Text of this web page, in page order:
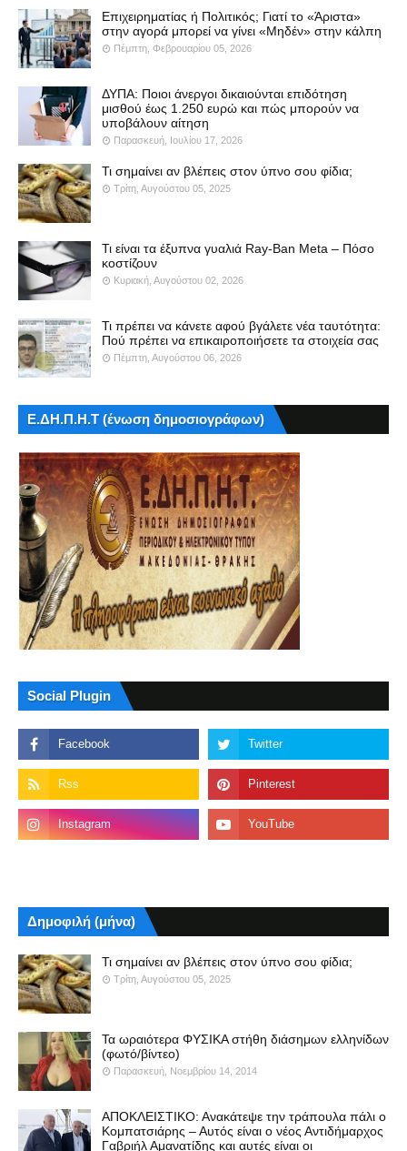
Επιχειρηματίας ή Πολιτικός; Γιατί το «Άριστα»
στην αγορά μπορεί να γίνει «Μηδέν» στην κάλπη
Πέμπτη, Φεβρουαρίου 05, 2026
ΔΥΠΑ: Ποιοι άνεργοι δικαιούνται επιδότηση
μισθού έως 1.250 ευρώ και πώς μπορούν να
υποβάλουν αίτηση
Παρασκευή, Ιουλίου 17, 2026
Τι σημαίνει αν βλέπεις στον ύπνο σου φίδια;
Τρίτη, Αυγούστου 05, 2025
Τι είναι τα έξυπνα γυαλιά Ray-Ban Meta – Πόσο
κοστίζουν
Κυριακή, Αυγούστου 02, 2026
Τι πρέπει να κάνετε αφού βγάλετε νέα ταυτότητα:
Πού πρέπει να επικαιροποιήσετε τα στοιχεία σας
Πέμπτη, Αυγούστου 06, 2026
Ε.ΔΗ.Π.Η.Τ (ένωση δημοσιογράφων)
Social Plugin
Δημοφιλή (μήνα)
Τι σημαίνει αν βλέπεις στον ύπνο σου φίδια;
Τρίτη, Αυγούστου 05, 2025
Τα ωραιότερα ΦΥΣΙΚΑ στήθη διάσημων ελληνίδων
(φωτό/βίντεο)
Παρασκευή, Νοεμβρίου 14, 2014
ΑΠΟΚΛΕΙΣΤΙΚΟ: Ανακάτεψε την τράπουλα πάλι ο
Κομπατσιάρης – Αυτός είναι ο νέος Αντιδήμαρχος
Γαβριήλ Αμανατίδης και αυτές είναι οι